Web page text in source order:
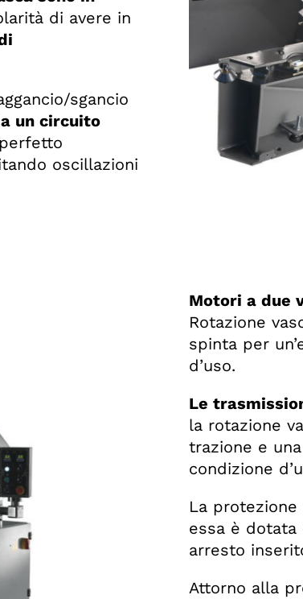
di avere in
sgancio
un circuito
oscillazioni
Motori a due
Rotazione
spinta per
d’uso.
Le
la rotazione
trazione e
condizione
La
essa è
arresto
Attorno alla